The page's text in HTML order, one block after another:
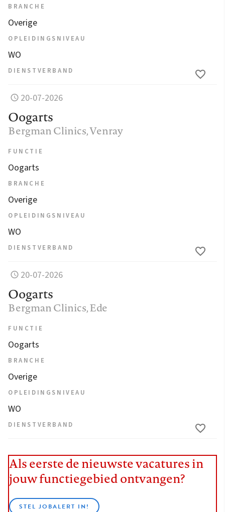
BRANCHE
Overige
OPLEIDINGSNIVEAU
WO
DIENSTVERBAND
20-07-2026
Oogarts
Bergman Clinics, Venray
FUNCTIE
Oogarts
BRANCHE
Overige
OPLEIDINGSNIVEAU
WO
DIENSTVERBAND
20-07-2026
Oogarts
Bergman Clinics, Ede
FUNCTIE
Oogarts
BRANCHE
Overige
OPLEIDINGSNIVEAU
WO
DIENSTVERBAND
Als eerste de nieuwste vacatures in
jouw functiegebied ontvangen?
STEL JOBALERT IN!